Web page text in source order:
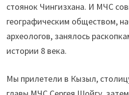
стоянок Чингизхана. И МЧС
географическим обществом,
археологов, занялось
истории 8 века.
Мы прилетели в Кызыл,